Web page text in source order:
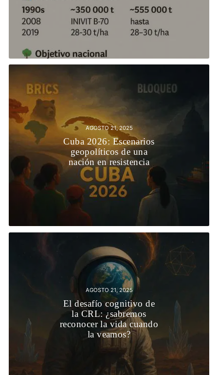
AGOSTO 21, 2025
Cuba 2026: Escenarios
geopolíticos de una
nación en resistencia
AGOSTO 21, 2025
El desafío cognitivo de
la CRL: ¿sabremos
reconocer la vida cuando
la veamos?